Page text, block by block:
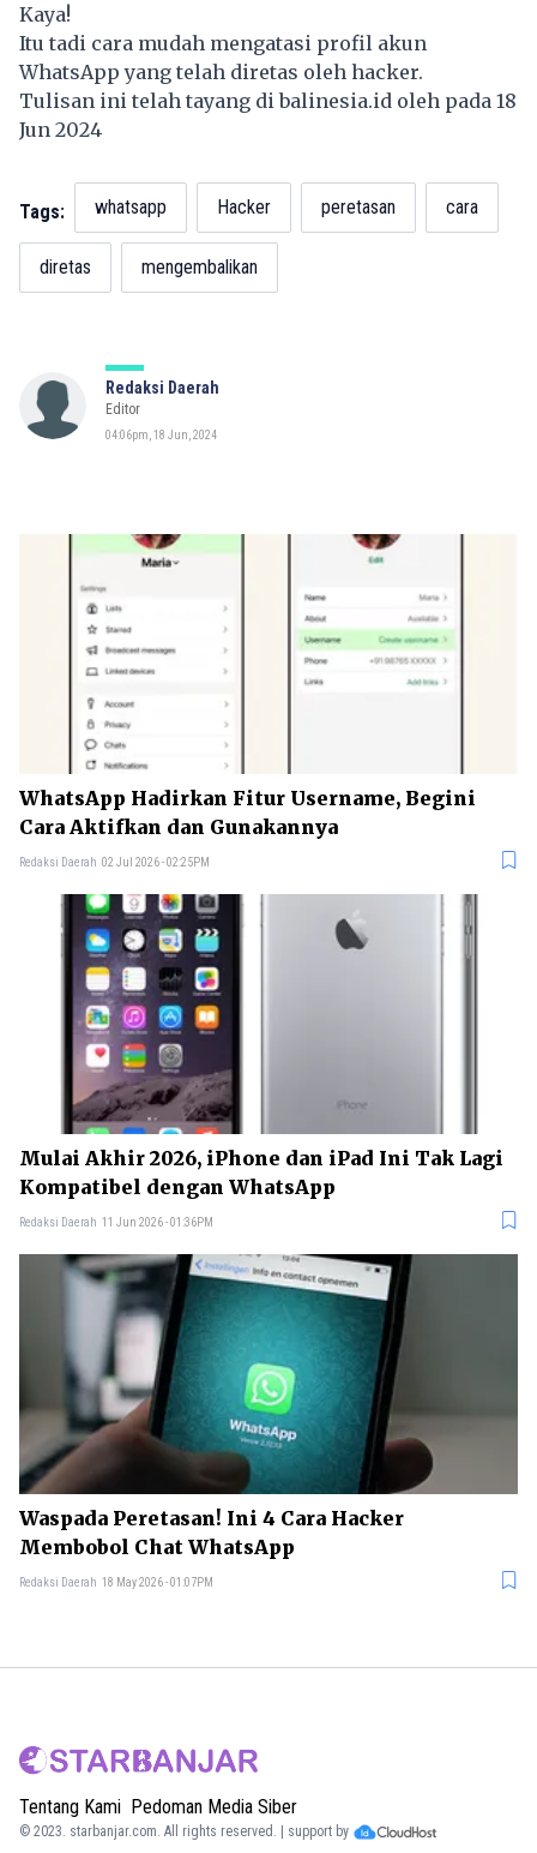
Kaya!
Itu tadi cara mudah mengatasi profil akun
WhatsApp yang telah diretas oleh hacker.
Tulisan ini telah tayang dibalinesia.id oleh pada 18
Jun 2024
Tags: whatsapp Hacker peretasan cara
diretas mengembalikan
Redaksi Daerah
Editor
04:06pm, 18 Jun, 2024
WhatsApp Hadirkan Fitur Username, Begini
Cara Aktifkan dan Gunakannya
Redaksi Daerah 02 Jul 2026 - 02:25PM
Mulai Akhir 2026, iPhone dan iPad Ini Tak Lagi
Kompatibel dengan WhatsApp
Redaksi Daerah 11 Jun 2026 - 01:36PM
Waspada Peretasan! Ini 4 Cara Hacker
Membobol Chat WhatsApp
Redaksi Daerah 18 May 2026 - 01:07PM
Tentang Kami Pedoman Media Siber
© 2023. starbanjar.com. All rights reserved. | support by